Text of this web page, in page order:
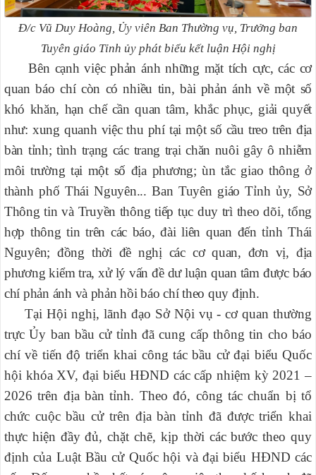
Đ/c Vũ Duy Hoàng, Ủy viên Ban Thường vụ, Trưởng ban
Tuyên giáo Tỉnh ủy phát biểu kết luận Hội nghị
Bên cạnh việc phản ánh những mặt tích cực, các cơ
quan báo chí còn có nhiều tin, bài phản ánh về một số
khó khăn, hạn chế cần quan tâm, khắc phục, giải quyết
như: xung quanh việc thu phí tại một số cầu treo trên địa
bàn tỉnh; tình trạng các trang trại chăn nuôi gây ô nhiễm
môi trường tại một số địa phương; ùn tắc giao thông ở
thành phố Thái Nguyên... Ban Tuyên giáo Tỉnh ủy, Sở
Thông tin và Truyền thôngtiếp tục duy trì theo dõi, tổng
hợp thông tin trên các báo, đài liên quan đến tỉnh Thái
Nguyên; đồng thời đề nghị các cơ quan, đơn vị, địa
phương kiểm tra, xử lý vấn đề dư luận quan tâm được báo
chí phản ánh và phản hồi báo chí theo quy định.
Tại Hội nghị, lãnh đạo Sở Nội vụ - cơ quan thường
trực Ủy ban bầu cử tỉnh đã cung cấp thông tin cho báo
chí về tiến độ triển khai công tác bầu cử đại biểu Quốc
hội khóa XV, đại biểu HĐND các cấp nhiệm kỳ 2021 –
2026 trên địa bàn tỉnh. Theo đó, công tác chuẩn bị tổ
chức cuộc bầu cử trên địa bàn tỉnh đã được triển khai
thực hiện đầy đủ, chặt chẽ, kịp thời các bước theo quy
định của Luật Bầu cử Quốc hội và đại biểu HĐND các